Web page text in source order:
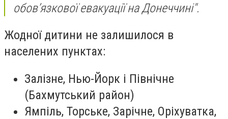
обов’язкової евакуації на Донеччині".
Жодної дитини не залишилося в
населених пунктах:
Залізне, Нью-Йорк і Північне
(Бахмутський район)
Ямпіль, Торське, Зарічне, Оріхуватка,